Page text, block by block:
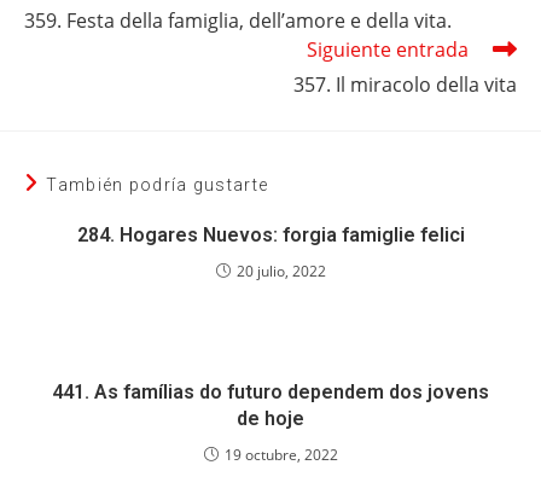
artículos
359. Festa della famiglia, dell’amore e della vita.
Siguiente entrada
357. Il miracolo della vita
También podría gustarte
284. Hogares Nuevos: forgia famiglie felici
20 julio, 2022
441. As famílias do futuro dependem dos jovens
de hoje
19 octubre, 2022